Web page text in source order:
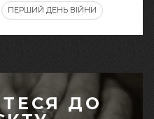
ПЕРШИЙ ДЕНЬ ВІЙНИ
ДО